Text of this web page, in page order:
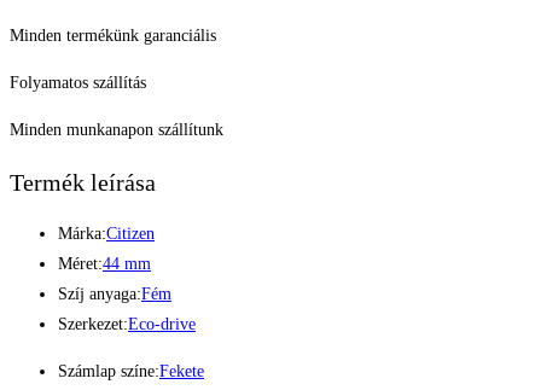
Minden termékünk garanciális
Folyamatos szállítás
Minden munkanapon szállítunk
Termék leírása
Márka:Citizen
Méret:44 mm
Szíj anyaga:Fém
Szerkezet:Eco-drive
Számlap színe:Fekete